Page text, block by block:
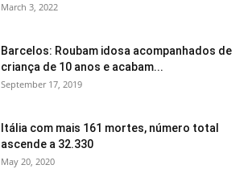
March 3, 2022
Barcelos: Roubam idosa acompanhados de
criança de 10 anos e acabam...
September 17, 2019
Itália com mais 161 mortes, número total
ascende a 32.330
May 20, 2020